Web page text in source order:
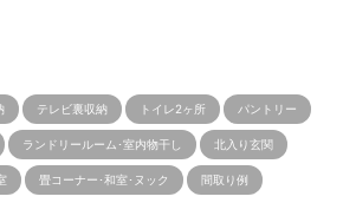
テレビ裏収納 トイレ2ヶ所 パントリー
ランドリールーム･室内物干し 北入り玄関
畳コーナー･和室･ヌック 間取り例